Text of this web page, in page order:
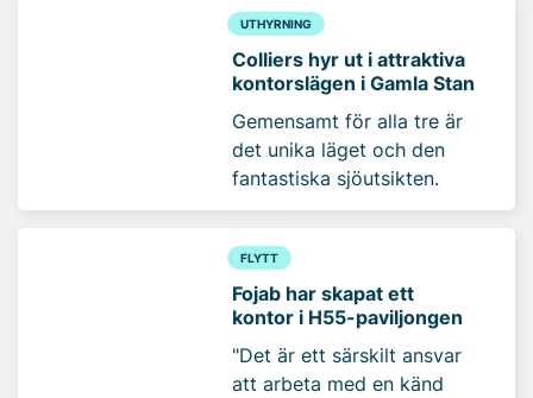
UTHYRNING
Colliers hyr ut i attraktiva
kontorslägen i Gamla Stan
Gemensamt för alla tre är
det unika läget och den
fantastiska sjöutsikten.
FLYTT
Fojab har skapat ett
kontor i H55-paviljongen
"Det är ett särskilt ansvar
att arbeta med en känd